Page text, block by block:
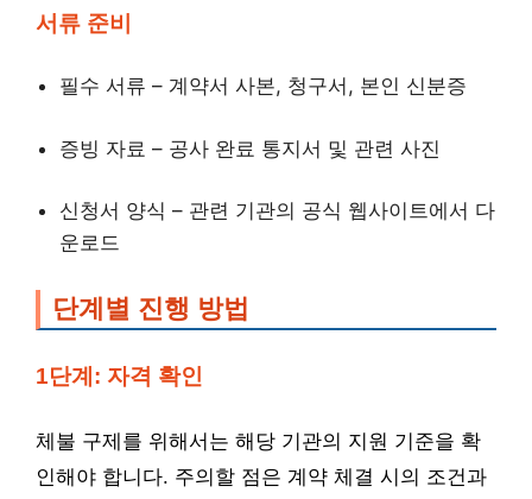
서류 준비
필수 서류 – 계약서 사본, 청구서, 본인 신분증
증빙 자료 – 공사 완료 통지서 및 관련 사진
신청서 양식 – 관련 기관의 공식 웹사이트에서 다
운로드
단계별 진행 방법
1단계: 자격 확인
체불 구제를 위해서는 해당 기관의 지원 기준을 확
인해야 합니다. 주의할 점은 계약 체결 시의 조건과